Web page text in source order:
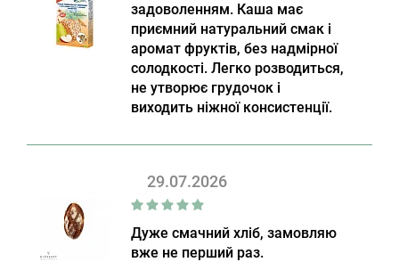
задоволенням. Каша має
приємний натуральний смак і
аромат фруктів, без надмірної
солодкості. Легко розводиться,
не утворює грудочок і
виходить ніжної консистенції.
29.07.2026
Дуже смачний хліб, замовляю
вже не перший раз.